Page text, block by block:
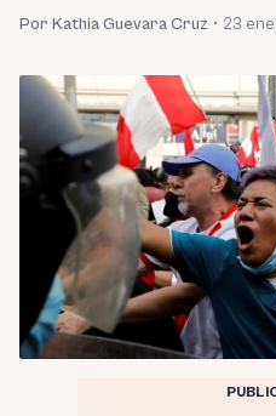
Por Kathia Guevara Cruz • 23